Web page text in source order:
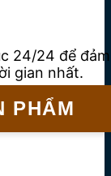
24/24 để đảm
gian nhất.
PHẨM